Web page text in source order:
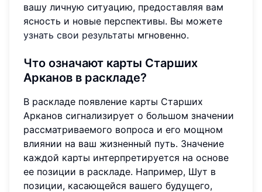
вашу личную ситуацию, предоставляя вам
ясность и новые перспективы. Вы можете
узнать свои результаты мгновенно.
Что означают карты Старших
Арканов в раскладе?
В раскладе появление карты Старших
Арканов сигнализирует о большом значении
рассматриваемого вопроса и его мощном
влиянии на ваш жизненный путь. Значение
каждой карты интерпретируется на основе
ее позиции в раскладе. Например, Шут в
позиции, касающейся вашего будущего,